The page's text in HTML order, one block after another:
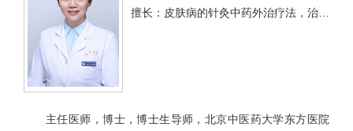
主任医师，博士，博士生导师，北京中医药大学东方医院